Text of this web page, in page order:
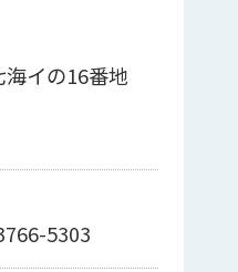
イの16番地
5303